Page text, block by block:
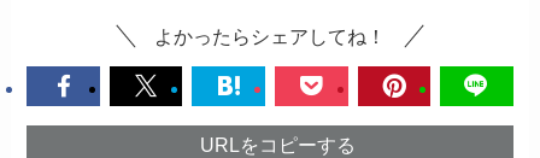
よかったらシェアしてね！
URLをコピーする